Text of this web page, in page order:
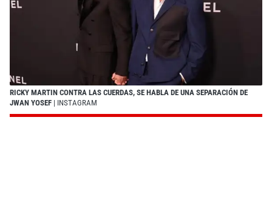
RICKY MARTIN CONTRA LAS CUERDAS, SE HABLA DE UNA SEPARACIÓN DE
JWAN YOSEF | INSTAGRAM